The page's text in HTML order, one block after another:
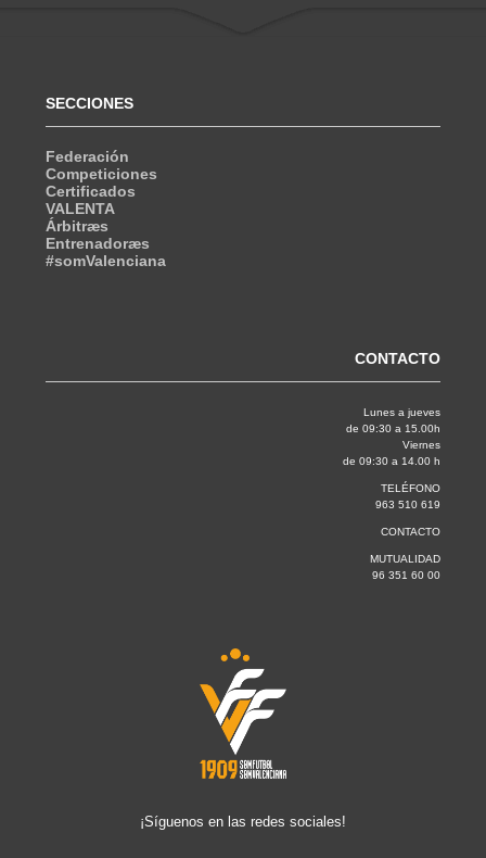
SECCIONES
Federación
Competiciones
Certificados
VALENTA
Árbitræs
Entrenadoræs
#somValenciana
CONTACTO
Lunes a jueves
de 09:30 a 15.00h
Viernes
de 09:30 a 14.00 h
TELÉFONO
963 510 619
CONTACTO
MUTUALIDAD
96 351 60 00
¡Síguenos en las redes sociales!